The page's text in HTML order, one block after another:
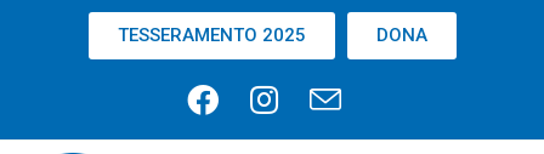
TESSERAMENTO 2025 DONA